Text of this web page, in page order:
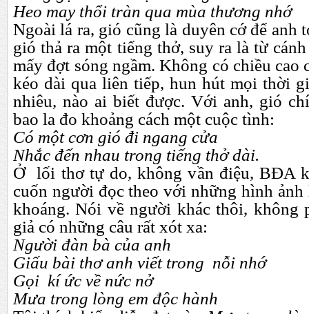
Heo may thổi tràn qua mùa thương nhớ
Ngoài lá ra, gió cũng là duyên cớ để anh
gió thả ra một tiếng thở, suy ra là từ
mấy đợt sóng ngầm. Không có chiều cao
kéo dài qua liên tiếp, hun hút mọi thời
nhiêu, nào ai biết được. Với anh, gió
bao la đo khoảng cách một cuộc tình:
Có một cơn gió đi ngang cửa
Nhắc đến nhau trong tiếng thở dài.
Ở lối thơ tự do, không vần điệu, BĐA
cuốn người đọc theo với những hình
khoáng. Nói về người khác thôi, không
giả có những câu rất xót xa:
Người đàn bà của anh
Giấu bài thơ anh viết trong nỗi nhớ
Gọi kí ức về nức nở
Mưa trong lòng em độc hành